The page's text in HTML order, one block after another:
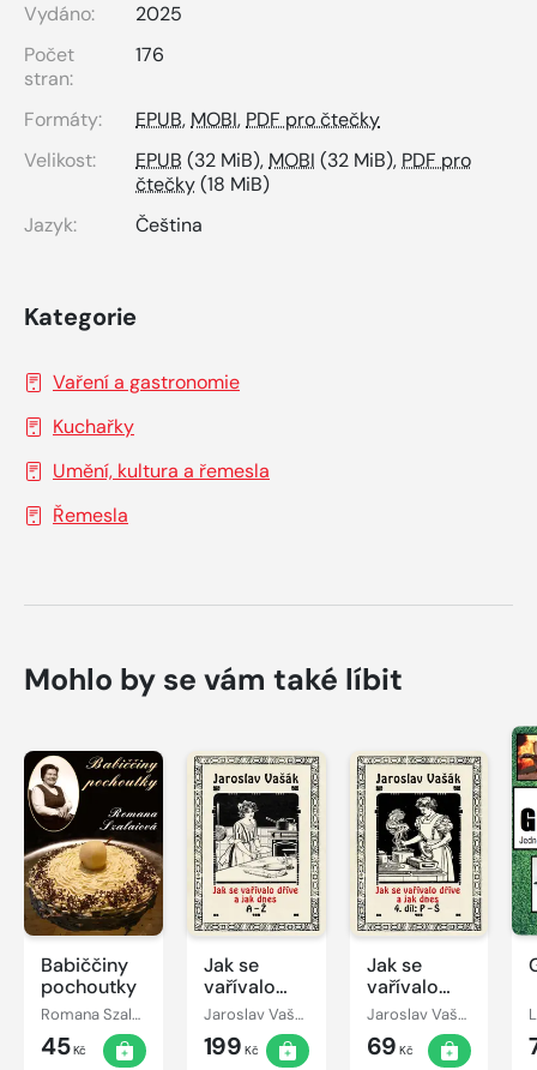
Vydáno:
2025
Počet
stran:
176
Formáty: EPUB,MOBI,PDF pro čtečky
Velikost:
EPUB (32 MiB),MOBI (32 MiB),PDF pro
čtečky(18 MiB)
Jazyk:
Čeština
Kategorie
Vaření a gastronomie
Kuchařky
Umění, kultura a řemesla
Řemesla
Mohlo by se vám také líbit
Babiččiny
pochoutky
Romana Szalaiová
45Kč
Jak se
vařívalo
kdysi a jak
dnes A-Ž
Jaroslav Vašák
199 Kč
Jak se
vařívalo
kdysi a jak
dnes, 4.díl:
P-Š
Jaroslav Vašák
69 Kč